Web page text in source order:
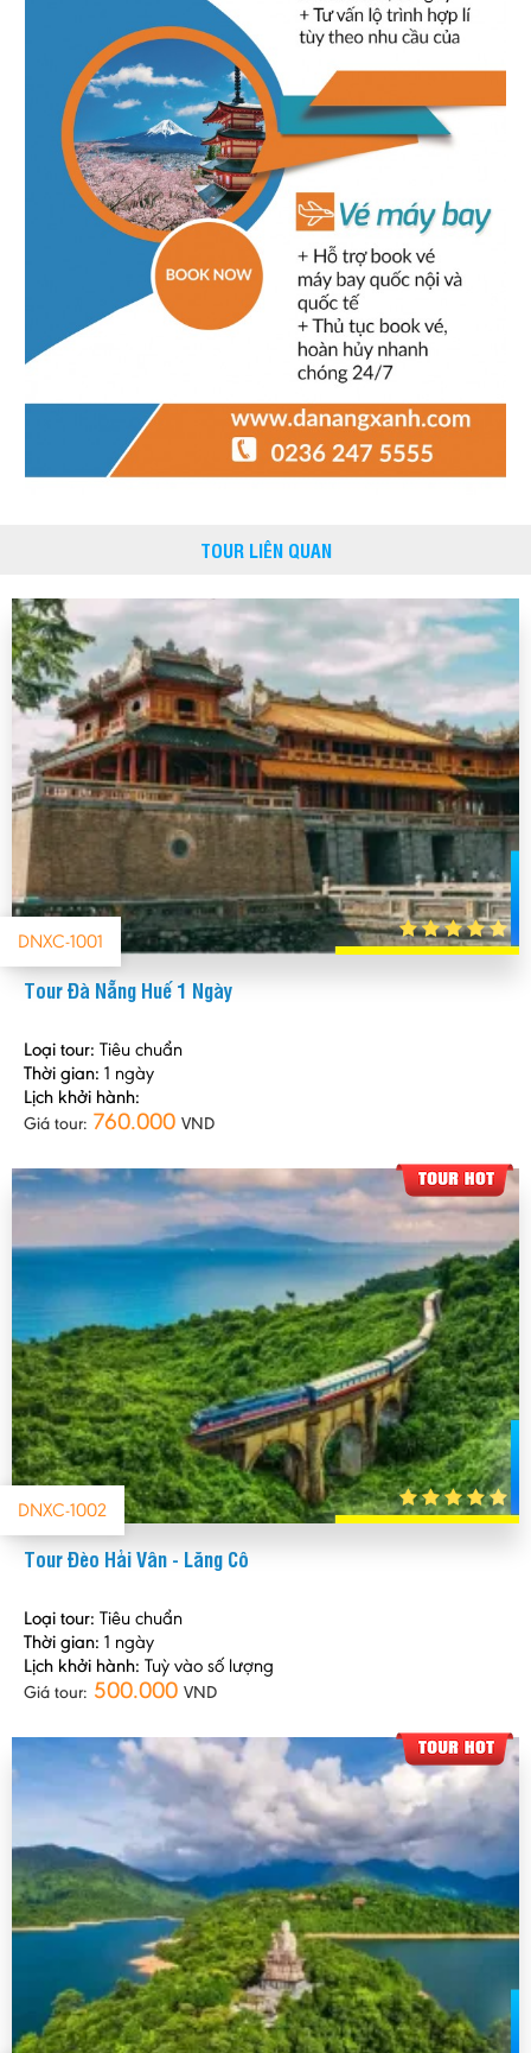
TOUR LIÊN QUAN
DNXC-1001
Tour Đà Nẵng Huế 1 Ngày
Loại tour: Tiêu chuẩn
Thời gian: 1 ngày
Lịch khởi hành:
Giá tour: 760.000 VND
DNXC-1002
Tour Đèo Hải Vân - Lăng Cô
Loại tour: Tiêu chuẩn
Thời gian: 1 ngày
Lịch khởi hành: Tuỳ vào số lượng
Giá tour: 500.000 VND